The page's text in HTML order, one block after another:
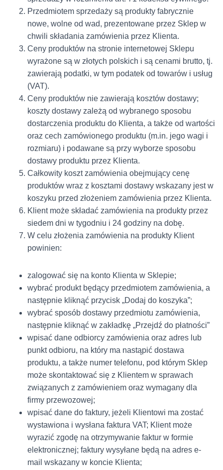
Przedmiotem sprzedaży są produkty fabrycznie
nowe, wolne od wad, prezentowane przez Sklep w
chwili składania zamówienia przez Klienta.
Ceny produktów na stronie internetowej Sklepu
wyrażone są w złotych polskich i są cenami brutto, tj.
zawierają podatki, w tym podatek od towarów i usług
(VAT).
Ceny produktów nie zawierają kosztów dostawy;
koszty dostawy zależą od wybranego sposobu
dostarczenia produktu do Klienta, a także od wartości
oraz cech zamówionego produktu (m.in. jego wagi i
rozmiaru) i podawane są przy wyborze sposobu
dostawy produktu przez Klienta.
Całkowity koszt zamówienia obejmujący cenę
produktów wraz z kosztami dostawy wskazany jest w
koszyku przed złożeniem zamówienia przez Klienta.
Klient może składać zamówienia na produkty przez
siedem dni w tygodniu i 24 godziny na dobę.
W celu złożenia zamówienia na produkty Klient
powinien:
zalogować się na konto Klienta w Sklepie;
wybrać produkt będący przedmiotem zamówienia, a
następnie kliknąć przycisk „Dodaj do koszyka”;
wybrać sposób dostawy przedmiotu zamówienia,
następnie kliknąć w zakładkę „Przejdź do płatności”
wpisać dane odbiorcy zamówienia oraz adres lub
punkt odbioru, na który ma nastąpić dostawa
produktu, a także numer telefonu, pod którym Sklep
może skontaktować się z Klientem w sprawach
związanych z zamówieniem oraz wymagany dla
firmy przewozowej;
wpisać dane do faktury, jeżeli Klientowi ma zostać
wystawiona i wysłana faktura VAT; Klient może
wyrazić zgodę na otrzymywanie faktur w formie
elektronicznej; faktury wysyłane będą na adres e-
mail wskazany w koncie Klienta;